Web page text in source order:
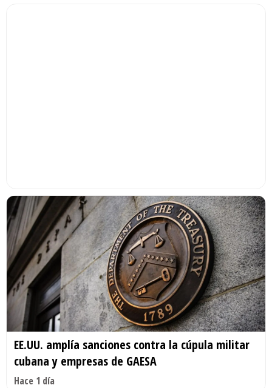
EE.UU. amplía sanciones contra la cúpula militar
cubana y empresas de GAESA
Hace 1 día